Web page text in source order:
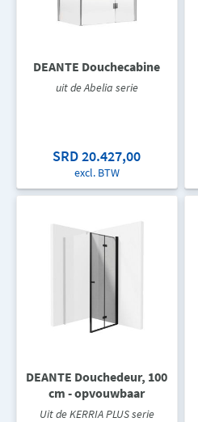
DEANTE Douchecabine
uit de Abelia serie
SRD 20.427,00
excl. BTW
DEANTE Douchedeur, 100
cm - opvouwbaar
Uit de KERRIA PLUS serie